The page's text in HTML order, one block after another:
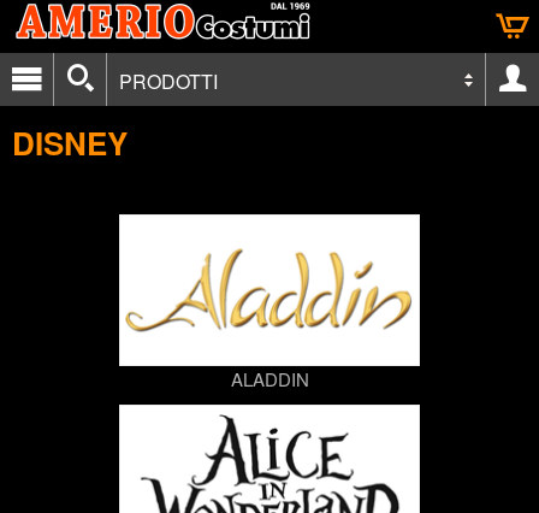
PRODOTTI
DISNEY
ALADDIN